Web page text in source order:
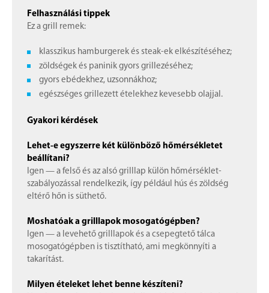
Felhasználási tippek
Ez a grill remek:
klasszikus hamburgerek és steak-ek elkészítéséhez;
zöldségek és paninik gyors grillezéséhez;
gyors ebédekhez, uzsonnákhoz;
egészséges grillezett ételekhez kevesebb olajjal.
Gyakori kérdések
Lehet-e egyszerre két különböző hőmérsékletet
beállítani?
Igen — a felső és az alsó grilllap külön hőmérséklet-
szabályozással rendelkezik, így például hús és zöldség
eltérő hőn is süthető.
Moshatóak a grilllapok mosogatógépben?
Igen — a levehető grilllapok és a csepegtető tálca
mosogatógépben is tisztítható, ami megkönnyíti a
takarítást.
Milyen ételeket lehet benne készíteni?